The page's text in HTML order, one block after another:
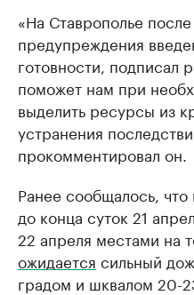
«На Ставрополье
предупреждения
готовности, подписал
поможет нам при
выделить ресурсы из
устранения
прокомментировал он.
Ранее сообщалось,
до конца суток 21
22 апреля местами на
ожидается сильный
градом и шквалом 20-